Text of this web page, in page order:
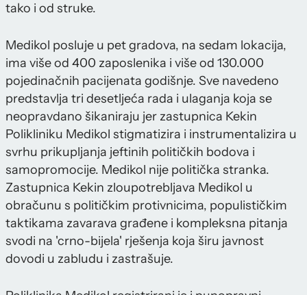
tako i od struke.
Medikol posluje u pet gradova, na sedam lokacija,
ima više od 400 zaposlenika i više od 130.000
pojedinačnih pacijenata godišnje. Sve navedeno
predstavlja tri desetljeća rada i ulaganja koja se
neopravdano šikaniraju jer zastupnica Kekin
Polikliniku Medikol stigmatizira i instrumentalizira u
svrhu prikupljanja jeftinih političkih bodova i
samopromocije. Medikol nije politička stranka.
Zastupnica Kekin zloupotrebljava Medikol u
obračunu s političkim protivnicima, populističkim
taktikama zavarava građene i kompleksna pitanja
svodi na 'crno-bijela' rješenja koja širu javnost
dovodi u zabludu i zastrašuje.